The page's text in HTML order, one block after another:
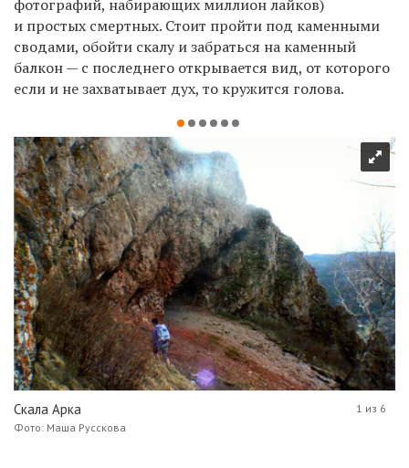
фотографий, набирающих миллион лайков)
и простых смертных. Стоит пройти под каменными
сводами, обойти скалу и забраться на каменный
балкон — с последнего открывается вид, от которого
если и не захватывает дух, то кружится голова.
Скала Арка
Фото: Маша Русскова
1 из 6